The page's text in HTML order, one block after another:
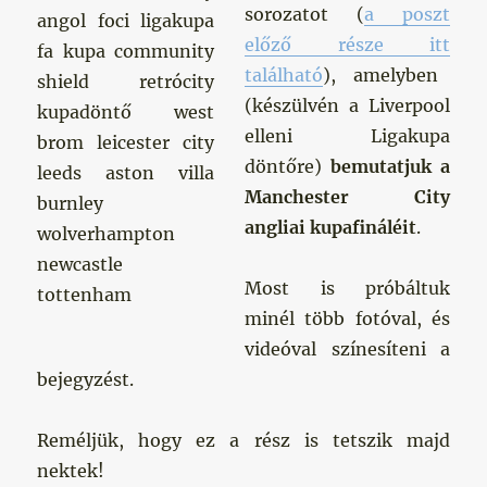
sorozatot (a poszt
előző része itt
található), amelyben
(készülvén a Liverpool
elleni Ligakupa
döntőre) bemutatjuk a
Manchester City
angliai kupafináléit.
Most is próbáltuk
minél több fotóval, és
videóval színesíteni a
bejegyzést.
Reméljük, hogy ez a rész is tetszik majd
nektek!